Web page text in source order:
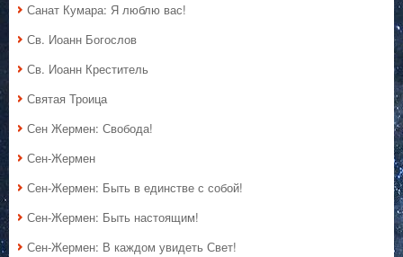
Санат Кумара: Я люблю вас!
Св. Иоанн Богослов
Св. Иоанн Креститель
Святая Троица
Сен Жермен: Свобода!
Сен-Жермен
Сен-Жермен: Быть в единстве с собой!
Сен-Жермен: Быть настоящим!
Сен-Жермен: В каждом увидеть Свет!